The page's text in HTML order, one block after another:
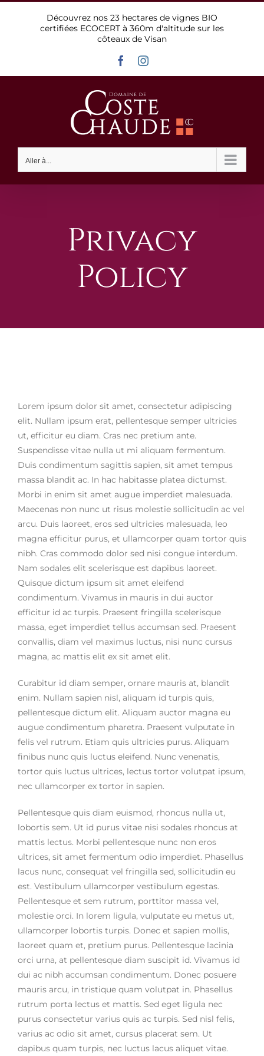
Découvrez nos 23 hectares de vignes BIO
certifiées ECOCERT à 360m d'altitude sur les
côteaux de Visan
FacebookInstagram
Aller à...
Privacy
Policy
Lorem ipsum dolor sit amet, consectetur adipiscing
elit. Nullam ipsum erat, pellentesque semper ultricies
ut, efficitur eu diam. Cras nec pretium ante.
Suspendisse vitae nulla ut mi aliquam fermentum.
Duis condimentum sagittis sapien, sit amet tempus
massa blandit ac. In hac habitasse platea dictumst.
Morbi in enim sit amet augue imperdiet malesuada.
Maecenas non nunc ut risus molestie sollicitudin ac vel
arcu. Duis laoreet, eros sed ultricies malesuada, leo
magna efficitur purus, et ullamcorper quam tortor quis
nibh. Cras commodo dolor sed nisi congue interdum.
Nam sodales elit scelerisque est dapibus laoreet.
Quisque dictum ipsum sit amet eleifend
condimentum. Vivamus in mauris in dui auctor
efficitur id ac turpis. Praesent fringilla scelerisque
massa, eget imperdiet tellus accumsan sed. Praesent
convallis, diam vel maximus luctus, nisi nunc cursus
magna, ac mattis elit ex sit amet elit.
Curabitur id diam semper, ornare mauris at, blandit
enim. Nullam sapien nisl, aliquam id turpis quis,
pellentesque dictum elit. Aliquam auctor magna eu
augue condimentum pharetra. Praesent vulputate in
felis vel rutrum. Etiam quis ultricies purus. Aliquam
finibus nunc quis luctus eleifend. Nunc venenatis,
tortor quis luctus ultrices, lectus tortor volutpat ipsum,
nec ullamcorper ex tortor in sapien.
Pellentesque quis diam euismod, rhoncus nulla ut,
lobortis sem. Ut id purus vitae nisi sodales rhoncus at
mattis lectus. Morbi pellentesque nunc non eros
ultrices, sit amet fermentum odio imperdiet. Phasellus
lacus nunc, consequat vel fringilla sed, sollicitudin eu
est. Vestibulum ullamcorper vestibulum egestas.
Pellentesque et sem rutrum, porttitor massa vel,
molestie orci. In lorem ligula, vulputate eu metus ut,
ullamcorper lobortis turpis. Donec et sapien mollis,
laoreet quam et, pretium purus. Pellentesque lacinia
orci urna, at pellentesque diam suscipit id. Vivamus id
dui ac nibh accumsan condimentum. Donec posuere
mauris arcu, in tristique quam volutpat in. Phasellus
rutrum porta lectus et mattis. Sed eget ligula nec
purus consectetur varius quis ac turpis. Sed nisl felis,
varius ac odio sit amet, cursus placerat sem. Ut
dapibus quam turpis, nec luctus lacus aliquet vitae.